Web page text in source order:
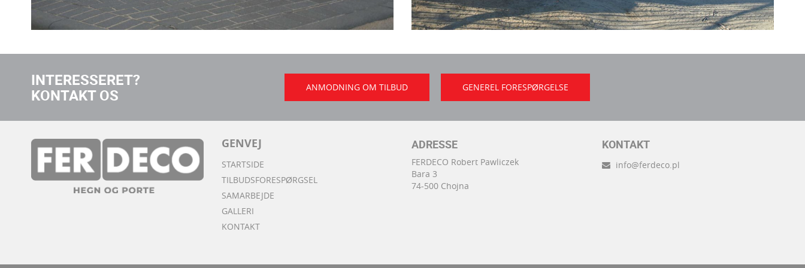
INTERESSERET?
KONTAKT OS
ANMODNING OM TILBUD GENEREL FORESPØRGELSE
GENVEJ
STARTSIDE
TILBUDSFORESPØRGSEL
SAMARBEJDE
GALLERI
KONTAKT
ADRESSE
FERDECO Robert Pawliczek
Bara 3
74-500 Chojna
KONTAKT
info@ferdeco.pl